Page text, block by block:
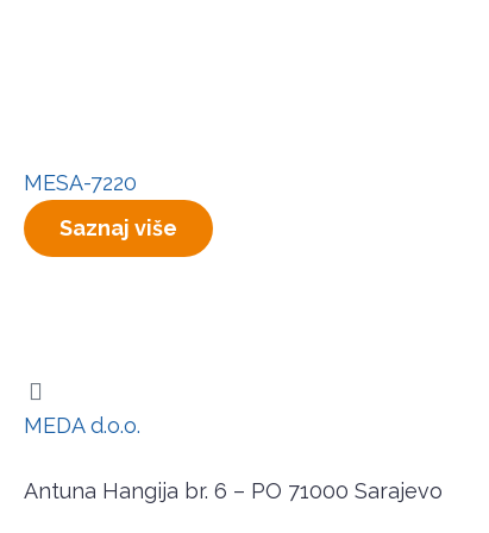
MESA-7220
Saznaj više
MEDA d.o.o.
Antuna Hangija br. 6 – PO 71000 Sarajevo